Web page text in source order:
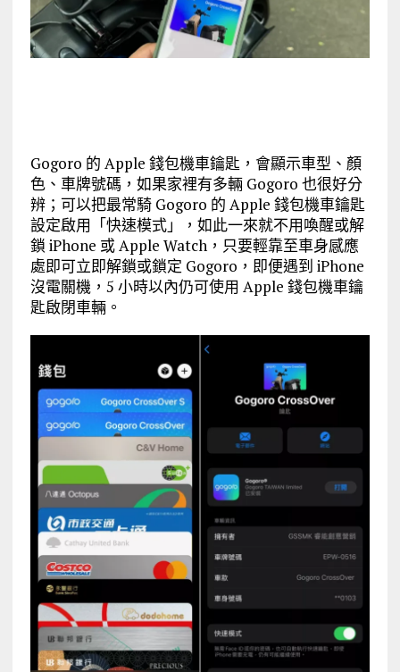
Gogoro 的 Apple 錢包機車鑰匙，會顯示車型、顏
色、車牌號碼，如果家裡有多輛 Gogoro 也很好分
辨；可以把最常騎 Gogoro 的 Apple 錢包機車鑰匙
設定啟用「快速模式」，如此一來就不用喚醒或解
鎖 iPhone 或 Apple Watch，只要輕靠至車身感應
處即可立即解鎖或鎖定 Gogoro，即便遇到 iPhone
沒電關機，5 小時以內仍可使用 Apple 錢包機車鑰
匙啟閉車輛。